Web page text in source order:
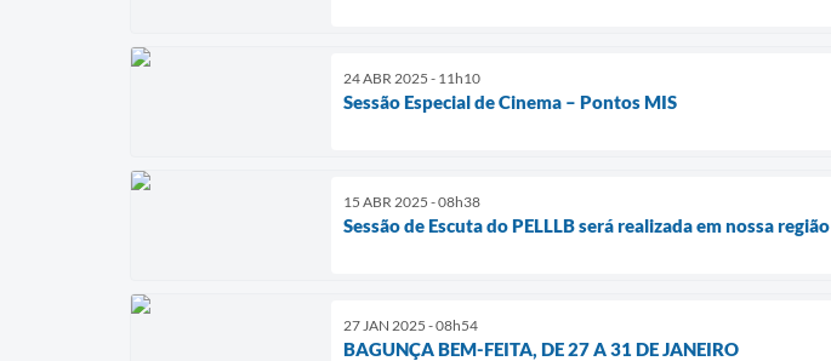
24 ABR 2025 - 11h10
Sessão Especial de Cinema – Pontos MIS
15 ABR 2025 - 08h38
Sessão de Escuta do PELLLB será realizada em nossa região
27 JAN 2025 - 08h54
BAGUNÇA BEM-FEITA, DE 27 A 31 DE JANEIRO